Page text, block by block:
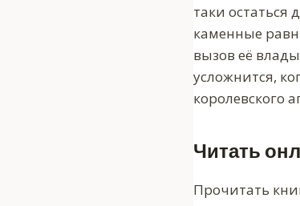
таки остаться
каменные
вызов её
усложнится,
королевского
Читать
Прочитать